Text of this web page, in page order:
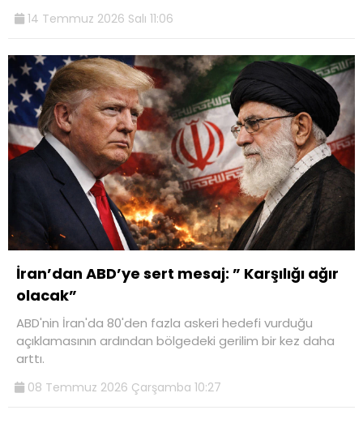
14 Temmuz 2026 Salı 11:06
İran’dan ABD’ye sert mesaj: ” Karşılığı ağır
olacak”
ABD'nin İran'da 80'den fazla askeri hedefi vurduğu
açıklamasının ardından bölgedeki gerilim bir kez daha
arttı.
08 Temmuz 2026 Çarşamba 10:27